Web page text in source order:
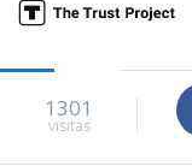
1301
visitas